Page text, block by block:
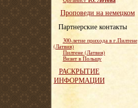
Проповеди на немецком
Партнерские контакты
300-летие прихода в г.Пилтене
(Латвия)
Пилтене (Латвия)
Визит в Польшу
РАСКРЫТИЕ
ИНФОРМАЦИИ